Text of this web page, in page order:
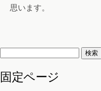
思います。
検
固定ページ